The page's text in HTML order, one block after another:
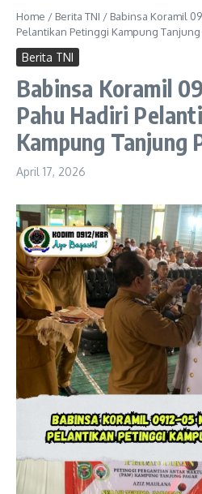
Home / Berita TNI / Babinsa Koramil
Pelantikan Petinggi Kampung Tanjung
Berita TNI
Babinsa Koramil
Pahu Hadiri
Kampung Tanjung
April 17, 2026